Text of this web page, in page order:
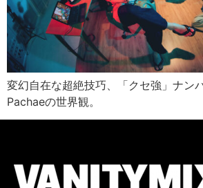
変幻自在な超絶技巧、「クセ強」ナン
Pachaeの世界観。